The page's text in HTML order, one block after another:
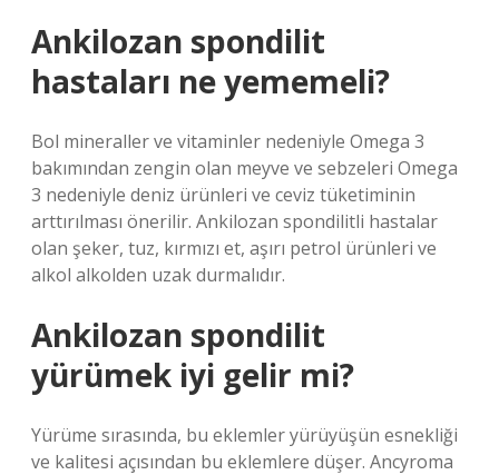
Ankilozan spondilit
hastaları ne yememeli?
Bol mineraller ve vitaminler nedeniyle Omega 3
bakımından zengin olan meyve ve sebzeleri Omega
3 nedeniyle deniz ürünleri ve ceviz tüketiminin
arttırılması önerilir. Ankilozan spondilitli hastalar
olan şeker, tuz, kırmızı et, aşırı petrol ürünleri ve
alkol alkolden uzak durmalıdır.
Ankilozan spondilit
yürümek iyi gelir mi?
Yürüme sırasında, bu eklemler yürüyüşün esnekliği
ve kalitesi açısından bu eklemlere düşer. Ancyroma